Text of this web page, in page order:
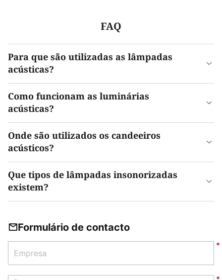
FAQ
Para que são utilizadas as lâmpadas
acústicas?
Como funcionam as luminárias
acústicas?
Onde são utilizados os candeeiros
acústicos?
Que tipos de lâmpadas insonorizadas
existem?
Formulário de contacto
Empresa